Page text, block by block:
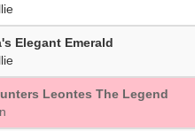
Elegant Emerald
Leontes The Legend